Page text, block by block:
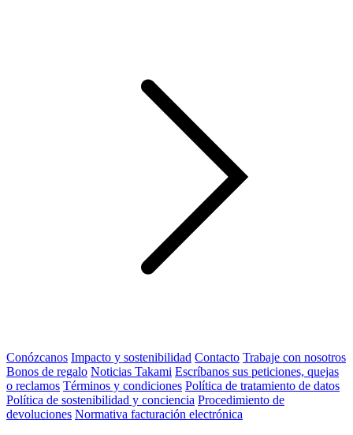
Conózcanos Impacto y sostenibilidad Contacto Trabaje con nosotros
Bonos de regalo Noticias Takami Escríbanos sus peticiones, quejas
o reclamos Términos y condiciones Política de tratamiento de datos
Política de sostenibilidad y conciencia Procedimiento de
devoluciones Normativa facturación electrónica